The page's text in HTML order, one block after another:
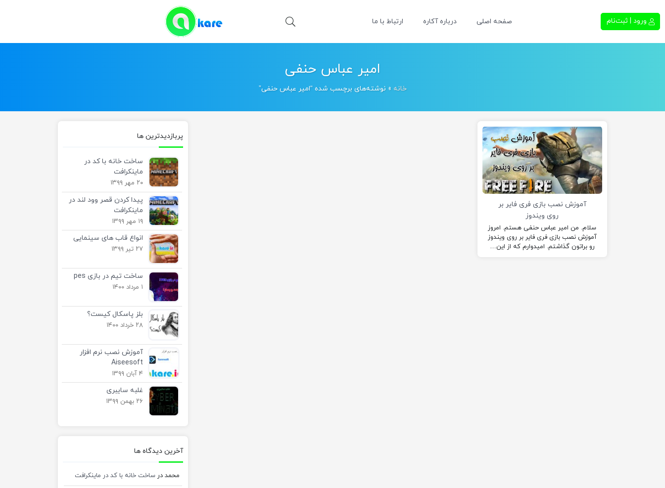
ورود | ثبت‌نام صفحه اصلی درباره آکاره ارتباط با ما
امیر عباس حنفی
خانه » نوشته‌های برچسب شده “امیر عباس حنفی”
آموزش نصب بازی فری فایر بر
روی ویندوز
سلام. من امیر عباس حنفی هستم. امروز
آموزش نصب بازی فری فایر بر روی ویندوز
رو براتون گذاشتم. امیدوارم که از این…
پربازدیدترین ها
ساخت خانه با کد در
ماینکرافت
۲۰ مهر ۱۳۹۹
پیدا کردن قصر وود لند در
ماینکرافت
۱۹ مهر ۱۳۹۹
انواع قاب های سینمایی
۲۷ تیر ۱۳۹۹
ساخت تیم در بازی pes
۱ مرداد ۱۴۰۰
بلز پاسکال کیست؟
۲۸ خرداد ۱۴۰۰
آموزش نصب نرم افزار
Aiseesoft
۴ آبان ۱۳۹۹
غلبه سایبری
۲۶ بهمن ۱۳۹۹
آخرین دیدگاه ها
محمد درساخت خانه با کد در ماینکرافت